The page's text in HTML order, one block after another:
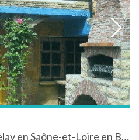
Maison traditionelle à Melay en Saône-et-Loire en Bourgogne en plein coeur du Charolais-Brionnais